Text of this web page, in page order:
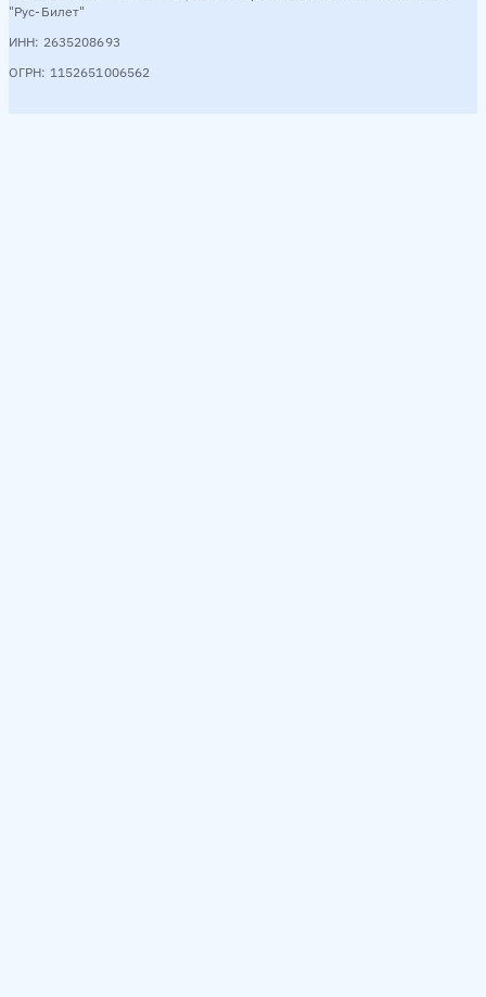
"Рус-Билет"
ИНН: 2635208693
ОГРН: 1152651006562